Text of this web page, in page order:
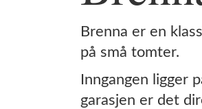
Brenna er en
på små tomter.
Inngangen ligger
garasjen er det